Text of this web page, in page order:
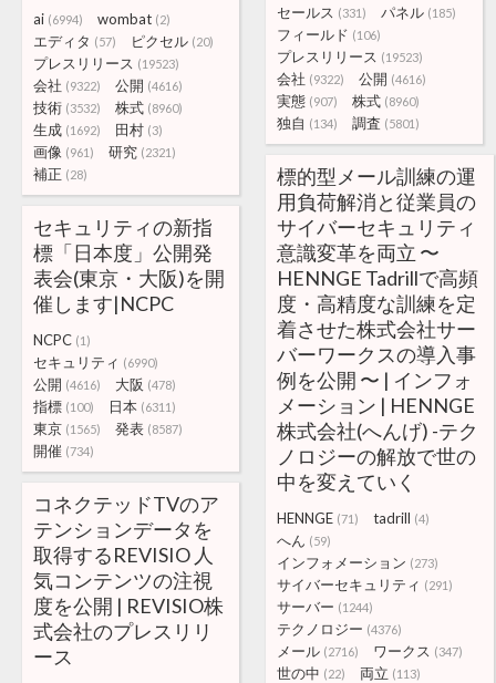
セールス (331) パネル (185)
フィールド (106)
プレスリリース (19523)
会社 (9322) 公開 (4616)
実態 (907) 株式 (8960)
独自 (134) 調査 (5801)
ai (6994) wombat (2)
エディタ (57) ピクセル (20)
プレスリリース (19523)
会社 (9322) 公開 (4616)
技術 (3532) 株式 (8960)
生成 (1692) 田村 (3)
画像 (961) 研究 (2321)
補正 (28)
標的型メール訓練の運
用負荷解消と従業員の
サイバーセキュリティ
意識変革を両立 〜
HENNGE Tadrillで高頻
度・高精度な訓練を定
着させた株式会社サー
バーワークスの導入事
例を公開 〜 | インフォ
メーション | HENNGE
株式会社(へんげ) -テク
ノロジーの解放で世の
中を変えていく
HENNGE (71) tadrill (4)
へん (59)
インフォメーション (273)
サイバーセキュリティ (291)
サーバー (1244)
テクノロジー (4376)
メール (2716) ワークス (347)
世の中 (22) 両立 (113)
セキュリティの新指
標「日本度」公開発
表会(東京・大阪)を開
催します|NCPC
NCPC (1)
セキュリティ (6990)
公開 (4616) 大阪 (478)
指標 (100) 日本 (6311)
東京 (1565) 発表 (8587)
開催 (734)
コネクテッドTVのア
テンションデータを
取得するREVISIO 人
気コンテンツの注視
度を公開 | REVISIO株
式会社のプレスリリ
ース